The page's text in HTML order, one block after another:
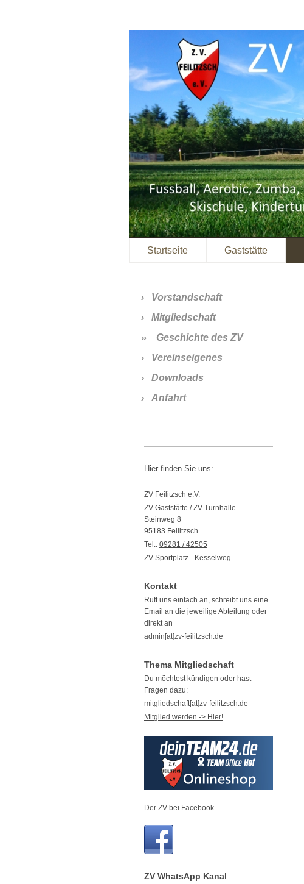
Startseite Gaststätte
Vorstandschaft
Mitgliedschaft
Geschichte des ZV
Vereinseigenes
Downloads
Anfahrt
Hier finden Sie uns:
ZV Feilitzsch e.V.
ZV Gaststätte / ZV Turnhalle
Steinweg 8
95183 Feilitzsch
Tel.: 09281 / 42505
ZV Sportplatz - Kesselweg
Kontakt
Ruft uns einfach an, schreibt uns eine
Email an die jeweilige Abteilung oder
direkt an
admin[at]zv-feilitzsch.de
Thema Mitgliedschaft
Du möchtest kündigen oder hast
Fragen dazu:
mitgliedschaft[at]zv-feilitzsch.de
Mitglied werden -> Hier!
Der ZV bei Facebook
ZV WhatsApp Kanal